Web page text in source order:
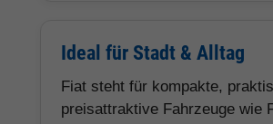
Ideal für Stadt & Alltag
Fiat steht für kompakte,
preisattraktive Fahrzeuge wie